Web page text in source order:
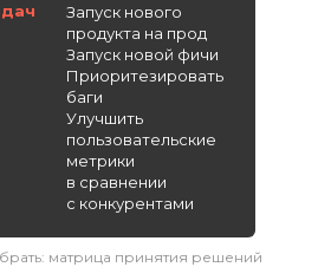
Запуск нового
продукта на прод
Запуск новой фичи
Приоритезировать
баги
Улучшить
пользовательские
метрики
в сравнении
с конкурентами
матрица принятия решений